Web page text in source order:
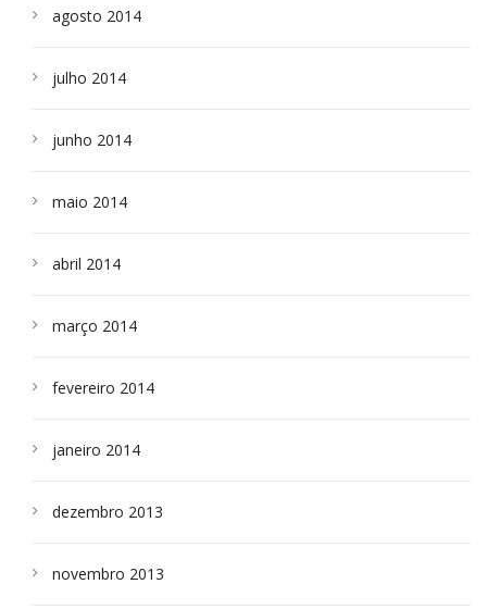
agosto 2014
julho 2014
junho 2014
maio 2014
abril 2014
março 2014
fevereiro 2014
janeiro 2014
dezembro 2013
novembro 2013